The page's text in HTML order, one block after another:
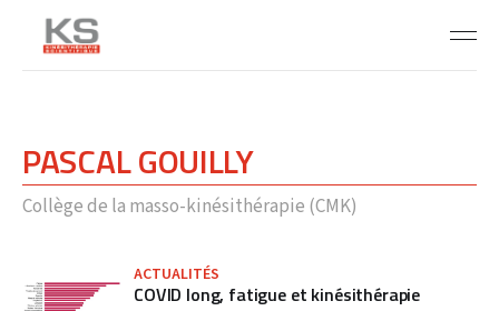
PASCAL GOUILLY
Collège de la masso-kinésithérapie (CMK)
ACTUALITÉS
COVID long, fatigue et kinésithérapie